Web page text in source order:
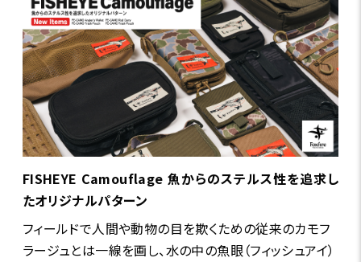
FISHEYE Camouflage 魚からのステルス性を追求し
たオリジナルパターン
フィールドで人間や動物の目を欺くための従来のカモフ
ラージュとは一線を画し、水の中の魚眼（フィッシュアイ）